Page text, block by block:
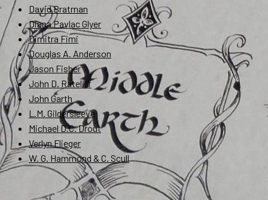
David Bratman
Diana Pavlac Glyer
Dimitra Fimi
Douglas A. Anderson
Jason Fisher
John D. Rateliff
John Garth
L.M. Gildersleeve
Michael D.C. Drout
Verlyn Flieger
W. G. Hammond & C. Scull